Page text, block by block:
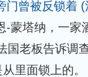
门曾被反锁着 (
-蒙塔纳，一家
国老板告诉调
里面锁上的。